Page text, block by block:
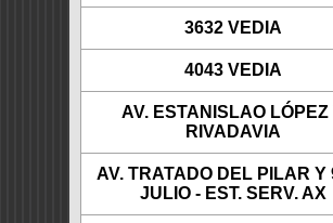
3632 VEDIA
4043 VEDIA
AV. ESTANISLAO LÓPEZ
RIVADAVIA
AV. TRATADO DEL PILAR Y
JULIO - EST. SERV. AX